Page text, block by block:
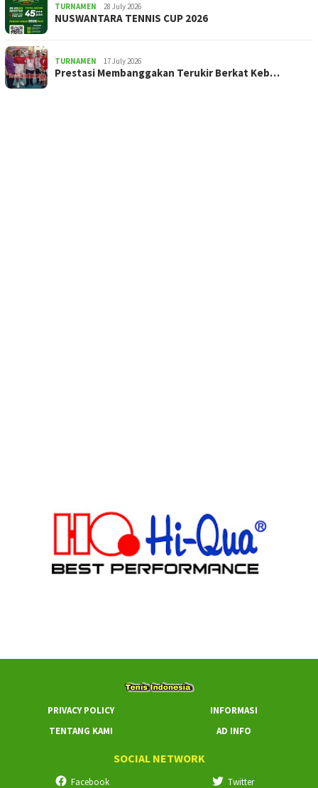
TURNAMEN 28 July 2026
NUSWANTARA TENNIS CUP 2026
TURNAMEN 17 July 2026
Prestasi Membanggakan Terukir Berkat Keb…
PRIVACY POLICY
INFORMASI
TENTANG KAMI
AD INFO
SOCIAL NETWORK
Facebook Twitter